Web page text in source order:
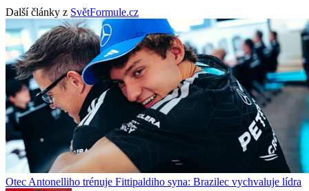
Další články z SvětFormule.cz
Otec Antonelliho trénuje Fittipaldiho syna: Brazilec vychvaluje lídra